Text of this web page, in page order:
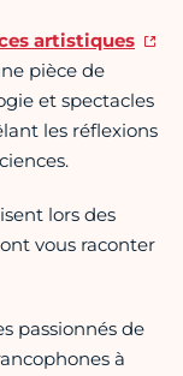
artistiques
pièce de
et spectacles
les réflexions
lors des
vous raconter
passionnés de
à